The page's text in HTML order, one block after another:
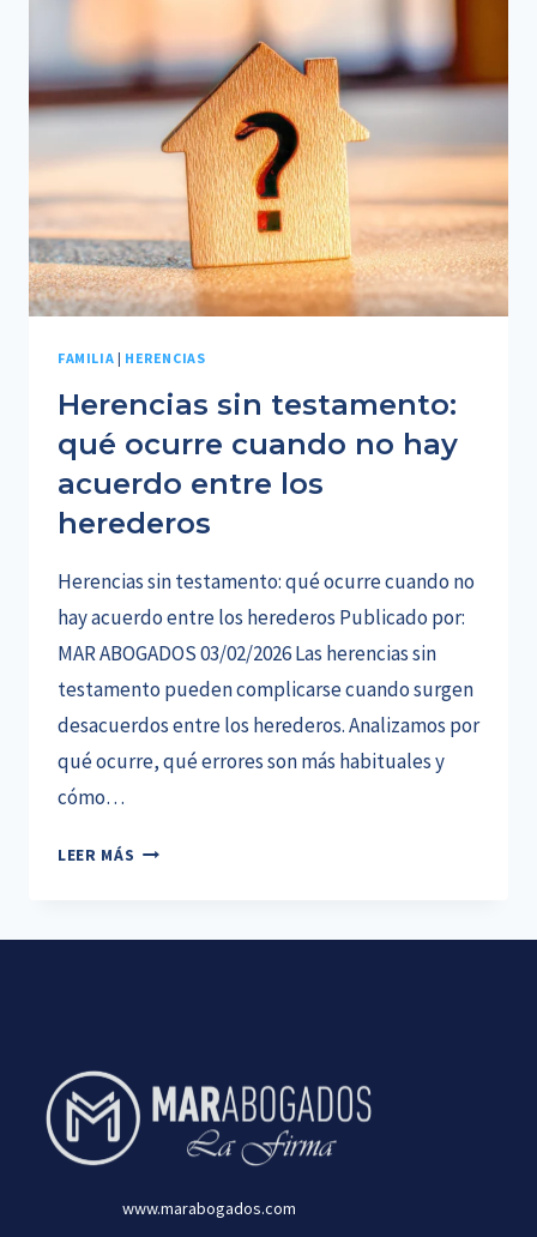
HEREDADA:
QUÉ
OCURRE
EL
INMUEBLE
ESTÁ
REGULARIZADO
FAMILIA | HERENCIAS
Herencias sin testamento:
qué ocurre cuando no hay
acuerdo entre los
herederos
Herencias sin testamento: qué ocurre cuando no
hay acuerdo entre los herederos Publicado por:
MAR ABOGADOS 03/02/2026 Las herencias sin
testamento pueden complicarse cuando surgen
desacuerdos entre los herederos. Analizamos por
qué ocurre, qué errores son más habituales y
cómo…
LEER MÁS HERENCIAS
ENTRE
LOS
www.marabogados.com